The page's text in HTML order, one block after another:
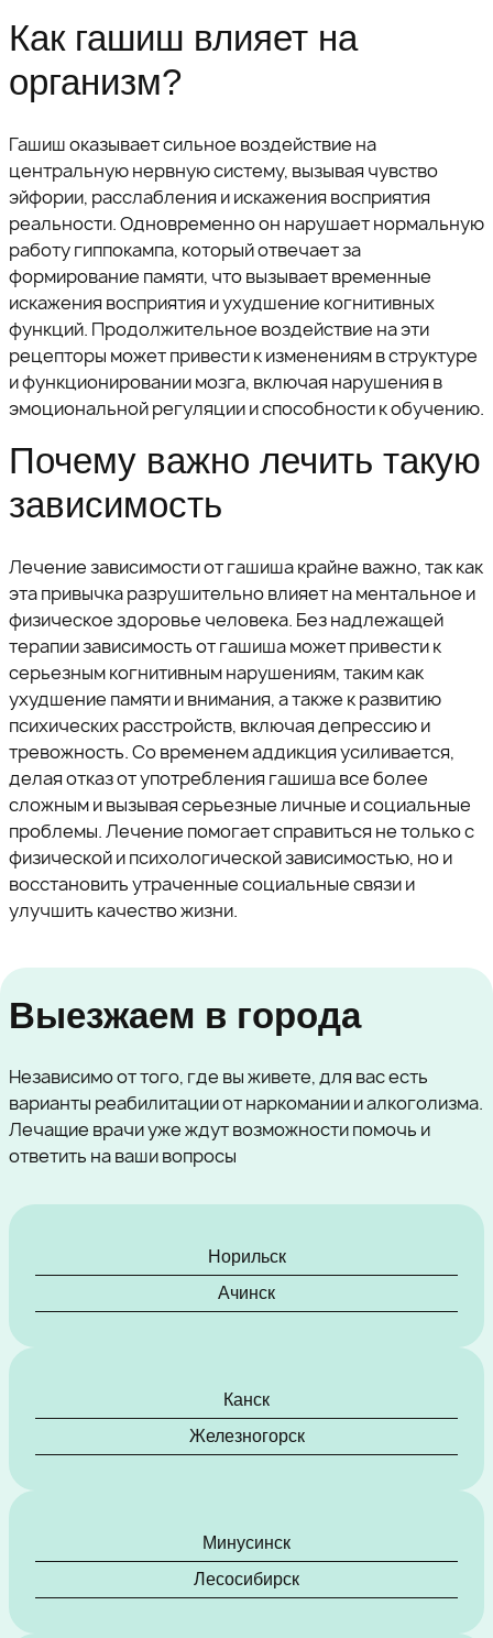
Как гашиш влияет на
организм?
Гашиш оказывает сильное воздействие на
центральную нервную систему, вызывая чувство
эйфории, расслабления и искажения восприятия
реальности. Одновременно он нарушает нормальную
работу гиппокампа, который отвечает за
формирование памяти, что вызывает временные
искажения восприятия и ухудшение когнитивных
функций. Продолжительное воздействие на эти
рецепторы может привести к изменениям в структуре
и функционировании мозга, включая нарушения в
эмоциональной регуляции и способности к обучению.
Почему важно лечить такую
зависимость
Лечение зависимости от гашиша крайне важно, так как
эта привычка разрушительно влияет на ментальное и
физическое здоровье человека. Без надлежащей
терапии зависимость от гашиша может привести к
серьезным когнитивным нарушениям, таким как
ухудшение памяти и внимания, а также к развитию
психических расстройств, включая депрессию и
тревожность. Со временем аддикция усиливается,
делая отказ от употребления гашиша все более
сложным и вызывая серьезные личные и социальные
проблемы. Лечение помогает справиться не только с
физической и психологической зависимостью, но и
восстановить утраченные социальные связи и
улучшить качество жизни.
Выезжаем в города
Независимо от того, где вы живете, для вас есть
варианты реабилитации от наркомании и алкоголизма.
Лечащие врачи уже ждут возможности помочь и
ответить на ваши вопросы
Норильск
Ачинск
Канск
Железногорск
Минусинск
Лесосибирск